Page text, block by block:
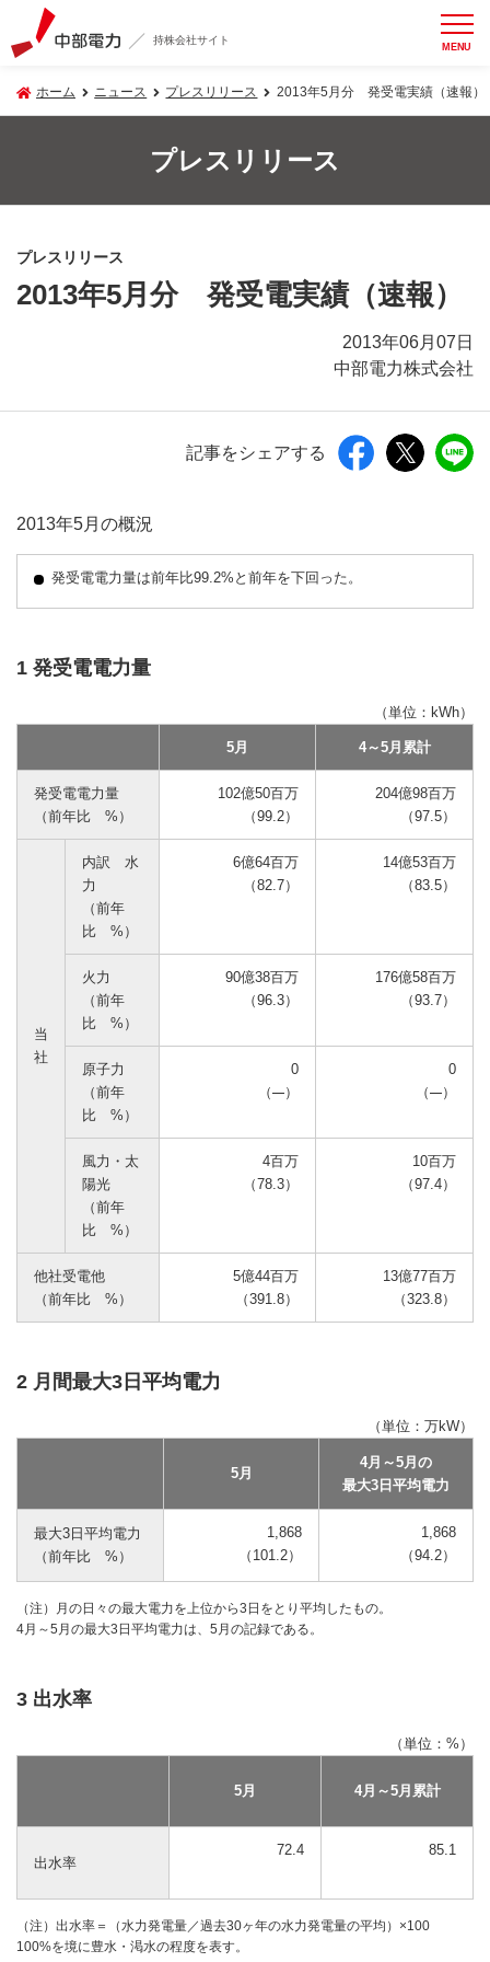
持株会社サイト MENU
ホーム ニュース プレスリリース 2013年5月分 発受電実績（速報）
プレスリリース
プレスリリース
2013年5月分 発受電実績（速報）
2013年06月07日
中部電力株式会社
記事をシェアする
2013年5月の概況
発受電電力量は前年比99.2%と前年を下回った。
1 発受電電力量
（単位：kWh）
5月 4～5月累計
発受電電力量
（前年比 %）
102億50百万
（99.2）
204億98百万
（97.5）
当
社
内訳 水
力
（前年
比 %）
6億64百万
（82.7）
14億53百万
（83.5）
火力
（前年
比 %）
90億38百万
（96.3）
176億58百万
（93.7）
原子力
（前年
比 %）
0
（
）
0
（
）
風力・太
陽光
（前年
比 %）
4百万
（78.3）
10百万
（97.4）
他社受電他
（前年比 %）
5億44百万
（391.8）
13億77百万
（323.8）
2 月間最大3日平均電力
（単位：万kW）
5月
4月～5月の
最大3日平均電力
最大3日平均電力
（前年比 %）
1,868
（101.2）
1,868
（94.2）
（注）月の日々の最大電力を上位から3日をとり平均したもの。
4月～5月の最大3日平均電力は、5月の記録である。
3 出水率
（単位：%）
5月 4月～5月累計
出水率
72.4 85.1
（注）出水率＝（水力発電量／過去30ヶ年の水力発電量の平均）×100
100%を境に豊水・渇水の程度を表す。